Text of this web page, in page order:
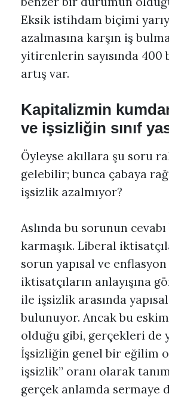
Eksik istihdam biçimi
azalmasına karşın iş
yitirenlerin sayısında 400
artış var.
Kapitalizmin
ve işsizliğin sınıf
Öyleyse akıllara şu soru
gelebilir; bunca çabaya
işsizlik azalmıyor?
Aslında bu sorunun
karmaşık. Liberal
sorun yapısal ve
iktisatçıların anlayışına
ile işsizlik arasında
bulunuyor. Ancak bu
olduğu gibi, gerçekleri de
İşsizliğin genel bir eğilim
işsizlik” oranı olarak
gerçek anlamda sermaye